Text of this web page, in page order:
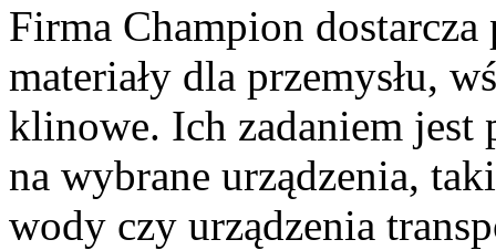
Firma Champion
materiały dla przemysłu,
klinowe. Ich zadaniem jest
na wybrane urządzenia,
wody czy urządzenia